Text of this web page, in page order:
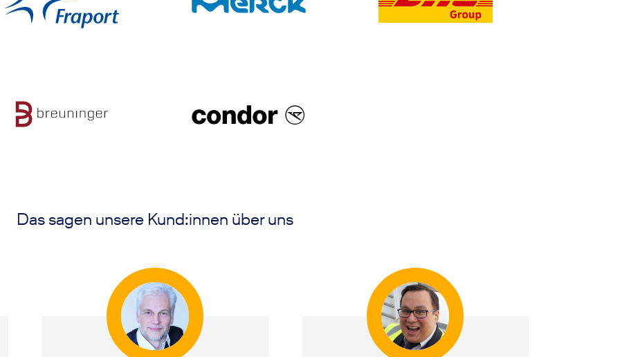
Das sagen unsere Kund:innen über uns